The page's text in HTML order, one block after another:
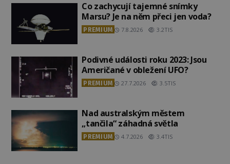
Co zachycují tajemné snímky
Marsu? Je na něm přeci jen voda?
PREMIUM 7.8.2026 3.2TIS
Podivné události roku 2023: Jsou
Američané v obležení UFO?
PREMIUM 27.7.2026 3.5TIS
Nad australským městem
„tančila“ záhadná světla
PREMIUM 4.7.2026 3.4TIS